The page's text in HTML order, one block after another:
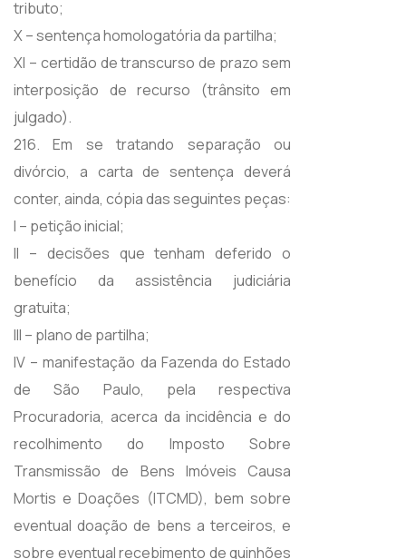
tributo;
X – sentença homologatória da partilha;
XI – certidão de transcurso de prazo sem
interposição de recurso (trânsito em
julgado).
216. Em se tratando separação ou
divórcio, a carta de sentença deverá
conter, ainda, cópia das seguintes peças:
I – petição inicial;
II – decisões que tenham deferido o
benefício da assistência judiciária
gratuita;
III – plano de partilha;
IV – manifestação da Fazenda do Estado
de São Paulo, pela respectiva
Procuradoria, acerca da incidência e do
recolhimento do Imposto Sobre
Transmissão de Bens Imóveis Causa
Mortis e Doações (ITCMD), bem sobre
eventual doação de bens a terceiros, e
sobre eventual recebimento de quinhões